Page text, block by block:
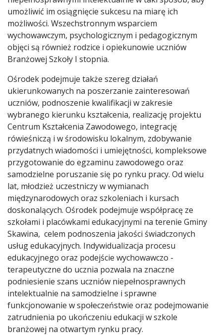
umożliwić im osiągnięcie sukcesu na miarę ich
możliwości. Wszechstronnym wsparciem
wychowawczym, psychologicznym i pedagogicznym
objęci są również rodzice i opiekunowie uczniów
Branżowej Szkoły I stopnia.
Ośrodek podejmuje także szereg działań
ukierunkowanych na poszerzanie zainteresowań
uczniów, podnoszenie kwalifikacji w zakresie
wybranego kierunku kształcenia, realizację projektu
Centrum Kształcenia Zawodowego, integrację
rówieśniczą i w środowisku lokalnym, zdobywanie
przydatnych wiadomości i umiejętności, kompleksowe
przygotowanie do egzaminu zawodowego oraz
samodzielne poruszanie się po rynku pracy. Od wielu
lat, młodzież uczestniczy w wymianach
międzynarodowych oraz szkoleniach i kursach
doskonalących. Ośrodek podejmuje współpracę ze
szkołami i placówkami edukacyjnymi na terenie Gminy
Skawina, celem podnoszenia jakości świadczonych
usług edukacyjnych. Indywidualizacja procesu
edukacyjnego oraz podejście wychowawczo -
terapeutyczne do ucznia pozwala na znaczne
podniesienie szans uczniów niepełnosprawnych
intelektualnie na samodzielne i sprawne
funkcjonowanie w społeczeństwie oraz podejmowanie
zatrudnienia po ukończeniu edukacji w szkole
branżowej na otwartym rynku pracy.